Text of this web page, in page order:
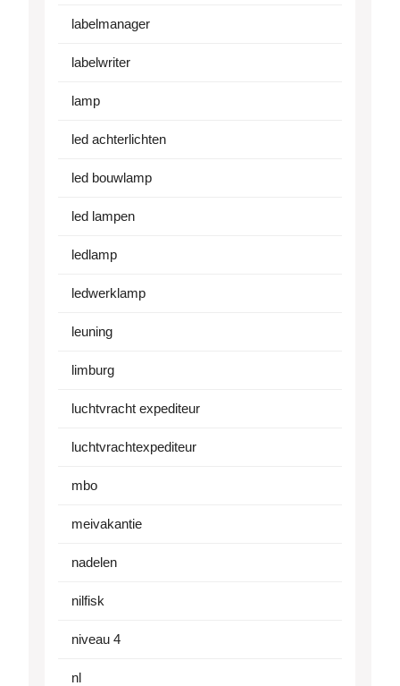
labelmanager
labelwriter
lamp
led achterlichten
led bouwlamp
led lampen
ledlamp
ledwerklamp
leuning
limburg
luchtvracht expediteur
luchtvrachtexpediteur
mbo
meivakantie
nadelen
nilfisk
niveau 4
nl